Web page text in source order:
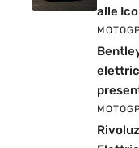
alle